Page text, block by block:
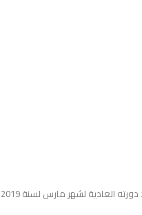
مارس لسنة 2019 +تصربح الرئيس اخشيشن